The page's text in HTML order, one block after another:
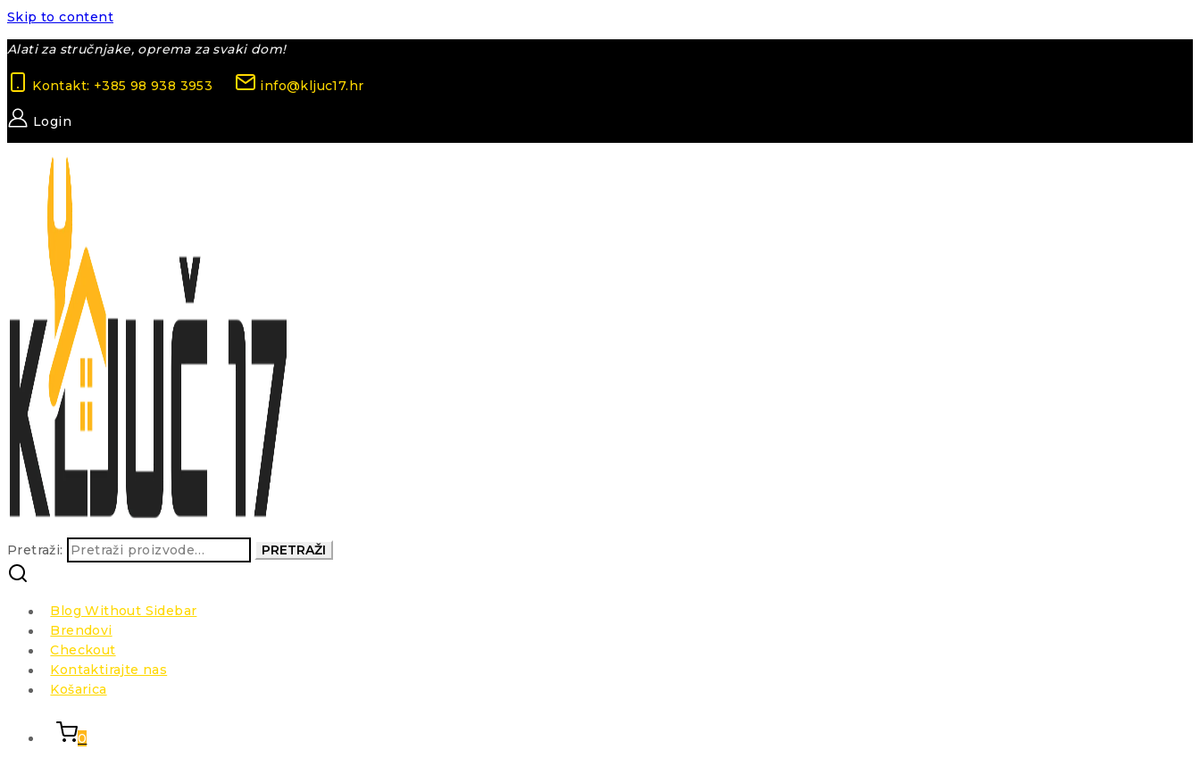
Skip to content
Alati za stručnjake, oprema za svaki dom!
Kontakt: +385 98 938 3953 info@kljuc17.hr
Login
Pretraži: PRETRAŽI
Blog Without Sidebar
Brendovi
Checkout
Kontaktirajte nas
Košarica
0